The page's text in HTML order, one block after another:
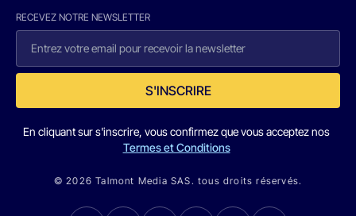
RECEVEZ NOTRE NEWSLETTER
S'INSCRIRE
En cliquant sur s'inscrire, vous confirmez que vous acceptez nos
Termes et Conditions
© 2026 Talmont Media SAS. tous droits réservés.